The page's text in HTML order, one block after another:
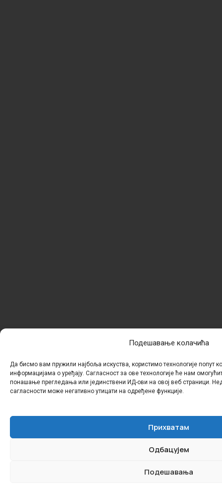
Подешавање колачића
Да бисмо вам пружили најбоља искуства, користимо технологије попут
информацијама о уређају. Сагласност за ове технологије ће нам
понашање прегледања или јединствени ИД-ови на овој веб страници.
сагласности може негативно утицати на одређене функције.
Прихватам
Одбацујем
Подешавања